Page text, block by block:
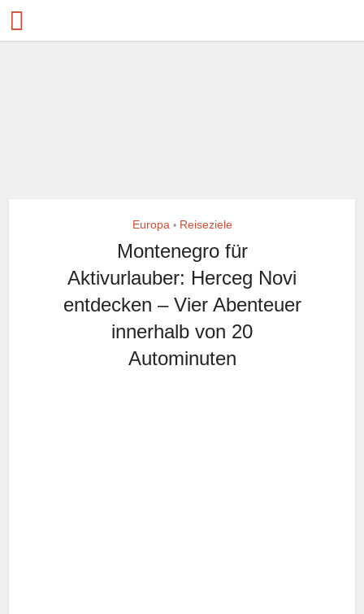
Europa • Reiseziele
Montenegro für
Aktivurlauber: Herceg Novi
entdecken – Vier Abenteuer
innerhalb von 20
Autominuten